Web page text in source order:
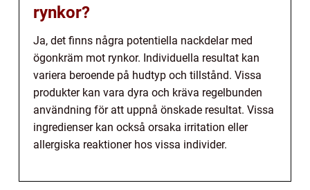
rynkor?
Ja, det finns några potentiella nackdelar med
ögonkräm mot rynkor. Individuella resultat kan
variera beroende på hudtyp och tillstånd. Vissa
produkter kan vara dyra och kräva regelbunden
användning för att uppnå önskade resultat. Vissa
ingredienser kan också orsaka irritation eller
allergiska reaktioner hos vissa individer.